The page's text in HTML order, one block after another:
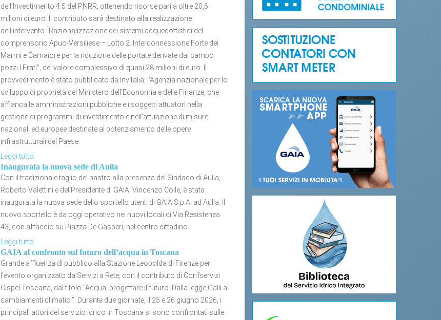
dell’Investimento 4.5 del PNRR, ottenendo risorse pari a oltre 20,6
milioni di euro. Il contributo sarà destinato alla realizzazione
dell’intervento “Razionalizzazione dei sistemi acquedottistici del
comprensorio Apuo-Versiliese – Lotto 2: Interconnessione Forte dei
Marmi e Camaiore per la riduzione delle portate derivate dal campo
pozzi I Frati”, del valore complessivo di quasi 28 milioni di euro. Il
provvedimento è stato pubblicato da Invitalia, l’Agenzia nazionale per lo
sviluppo di proprietà del Ministero dell’Economia e delle Finanze, che
affianca le amministrazioni pubbliche e i soggetti attuatori nella
gestione di programmi di investimento e nell’attuazione di misure
nazionali ed europee destinate al potenziamento delle opere
infrastrutturali del Paese.
Leggi tutto
Inaugurata la nuova sede di Aulla
Con il tradizionale taglio del nastro alla presenza del Sindaco di Aulla,
Roberto Valettini e del Presidente di GAIA, Vincenzo Colle, è stata
inaugurata la nuova sede dello sportello utenti di GAIA S.p.A. ad Aulla. Il
nuovo sportello è da oggi operativo nei nuovi locali di Via Resistenza
43, con affaccio su Piazza De Gasperi, nel centro cittadino.
Leggi tutto
GAIA al confronto sul futuro dell’acqua in Toscana
Grande affluenza di pubblico alla Stazione Leopolda di Firenze per
l’evento organizzato da Servizi a Rete, con il contributo di Confservizi
Cispel Toscana, dal titolo “Acqua, progettare il futuro. Dalla legge Galli ai
cambiamenti climatici”. Durante due giornate, il 25 e 26 giugno 2026, i
principali attori del servizio idrico in Toscana si sono confrontati sulle